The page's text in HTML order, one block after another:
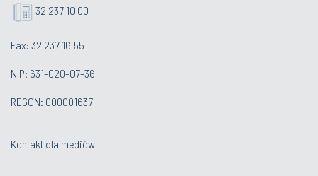
32 237 10 00
Fax: 32 237 16 55
NIP: 631-020-07-36
REGON: 000001637
Kontakt dla mediów